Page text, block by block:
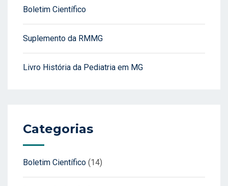
Boletim Científico
Suplemento da RMMG
Livro História da Pediatria em MG
Categorias
Boletim Científico (14)